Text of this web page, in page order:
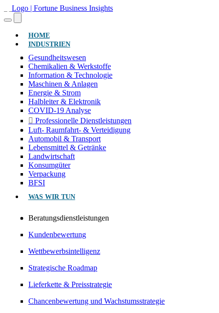
HOME(AKTUELL)
INDUSTRIEN
Gesundheitswesen
Chemikalien & Werkstoffe
Information & Technologie
Maschinen & Anlagen
Energie & Strom
Halbleiter & Elektronik
COVID-19 Analyse
Professionelle Dienstleistungen
Luft- Raumfahrt- & Verteidigung
Automobil & Transport
Lebensmittel & Getränke
Landwirtschaft
Konsumgüter
Verpackung
BFSI
WAS WIR TUN
Beratungsdienstleistungen
Kundenbewertung
Wettbewerbsintelligenz
Strategische Roadmap
Lieferkette & Preisstrategie
Chancenbewertung und Wachstumsstrategie